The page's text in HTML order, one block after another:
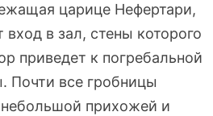
царице Нефертари,
в зал, стены которого
приведет к погребальной
Почти все гробницы
небольшой прихожей и